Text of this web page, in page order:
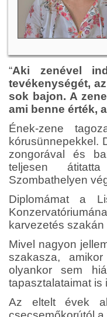
“Aki zenével
tevékenységét,
sok bajon. A
ami benne érték,
Ének-zene
kórusünnepekkel.
zongorával és
teljesen átitatta
Szombathelyen
Diplomámat a
karvezetés
Mivel nagyon
szakasza,
olyankor sem
tapasztalataimat is
Az eltelt évek